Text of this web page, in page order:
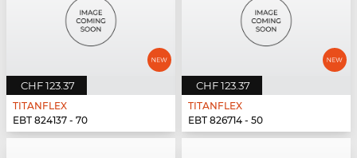
CHF 123.37
TITANFLEX
EBT 824137 - 70
CHF 123.37
TITANFLEX
EBT 826714 - 50